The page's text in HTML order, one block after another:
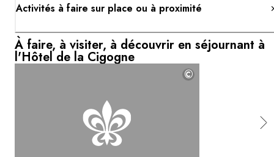
Activités à faire sur place ou à proximité
À faire, à visiter, à découvrir en séjournant à
l'Hôtel de la Cigogne
©